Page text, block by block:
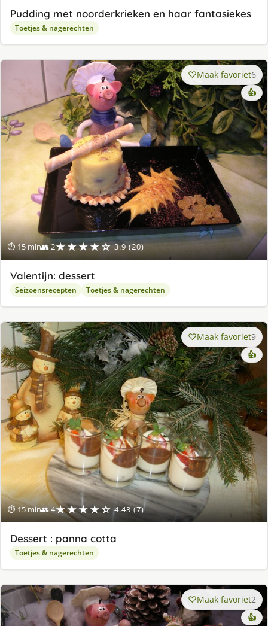
Pudding met noorderkrieken en haar fantasiekes
Toetjes & nagerechten
⏱ 15 min👥 2★★★★☆ 3.9 (20)
Maak favoriet6
👍
Valentijn: dessert
Seizoensrecepten Toetjes & nagerechten
⏱ 15 min👥 4★★★★☆ 4.43 (7)
Maak favoriet9
👍
Dessert : panna cotta
Toetjes & nagerechten
Maak favoriet2
👍